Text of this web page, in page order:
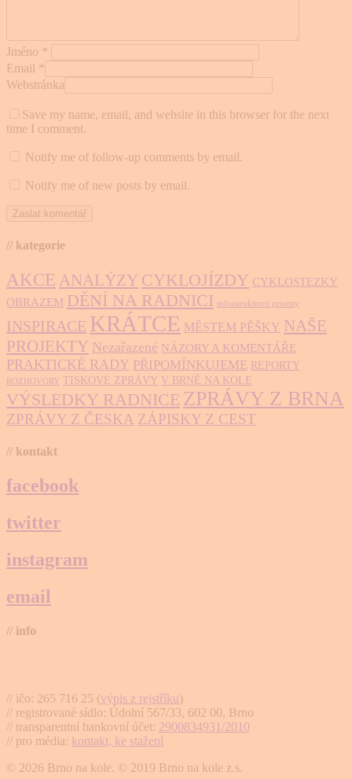
Jméno *
Email *
Webstránka
Save my name, email, and website in this browser for the next
time I comment.
Notify me of follow-up comments by email.
Notify me of new posts by email.
// kategorie
AKCE ANALÝZY CYKLOJÍZDY CYKLOSTEZKY
OBRAZEM DĚNÍ NA RADNICI infrastrukturní priority
INSPIRACE KRÁTCE MĚSTEM PĚŠKY NAŠE
PROJEKTY Nezařazené NÁZORY A KOMENTÁŘE
PRAKTICKÉ RADY PŘIPOMÍNKUJEME REPORTY
ROZHOVORY TISKOVÉ ZPRÁVY V BRNĚ NA KOLE
VÝSLEDKY RADNICE ZPRÁVY Z BRNA
ZPRÁVY Z ČESKA ZÁPISKY Z CEST
// kontakt
facebook
twitter
instagram
email
// info
// ičo: 265 716 25 (výpis z rejstříku)
// registrované sídlo: Údolní 567/33, 602 00, Brno
// transparentní bankovní účet: 2900834931/2010
// pro média: kontakt, ke stažení
© 2026 Brno na kole. © 2019 Brno na kole z.s.